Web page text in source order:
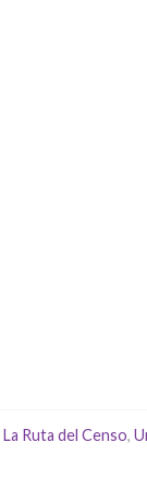
La Ruta del Censo,